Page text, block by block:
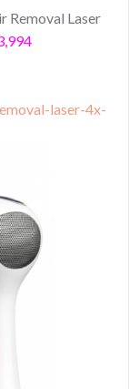
Removal Laser
laser-4x-